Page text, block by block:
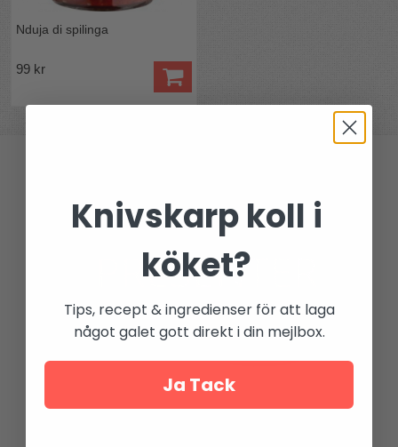
Nduja di spilinga
99 kr
Knivskarp koll i
köket?
Tips, recept & ingredienser för att laga
något galet gott direkt i din mejlbox.
Ja Tack